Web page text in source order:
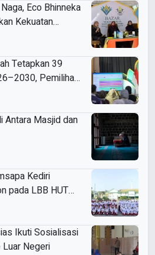
Eco Bhinneka
Kekuatan
Nasyiatul
Tetapkan 39
Pemilihan
Antara Masjid dan
Kediri
pada LBB HUT
Ikuti Sosialisasi
Luar Negeri